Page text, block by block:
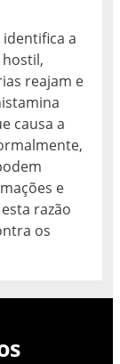
a
reajam e
causa a
e
razão
os